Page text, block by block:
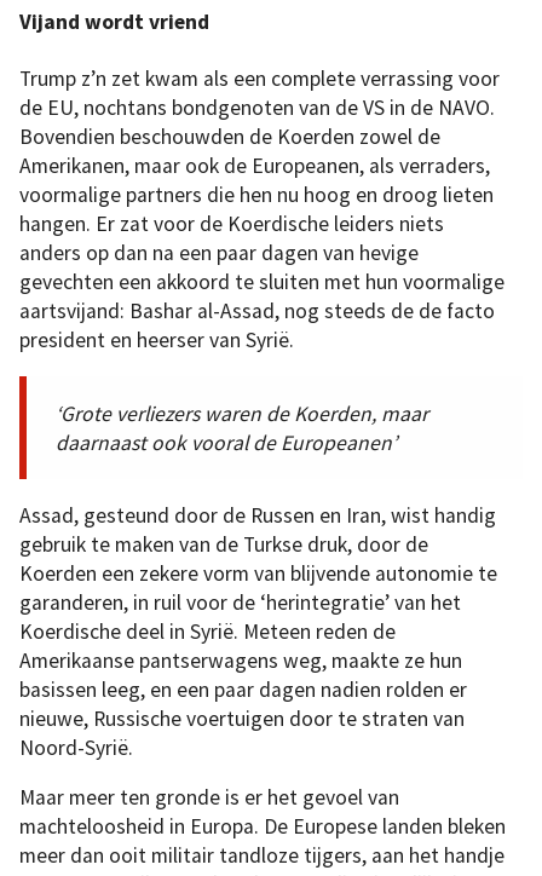
Vijand wordt vriend
Trump z’n zet kwam als een complete verrassing voor
de EU, nochtans bondgenoten van de VS in de NAVO.
Bovendien beschouwden de Koerden zowel de
Amerikanen, maar ook de Europeanen, als verraders,
voormalige partners die hen nu hoog en droog lieten
hangen. Er zat voor de Koerdische leiders niets
anders op dan na een paar dagen van hevige
gevechten een akkoord te sluiten met hun voormalige
aartsvijand: Bashar al-Assad, nog steeds de de facto
president en heerser van Syrië.
‘Grote verliezers waren de Koerden, maar
daarnaast ook vooral de Europeanen’
Assad, gesteund door de Russen en Iran, wist handig
gebruik te maken van de Turkse druk, door de
Koerden een zekere vorm van blijvende autonomie te
garanderen, in ruil voor de ‘herintegratie’ van het
Koerdische deel in Syrië. Meteen reden de
Amerikaanse pantserwagens weg, maakte ze hun
basissen leeg, en een paar dagen nadien rolden er
nieuwe, Russische voertuigen door te straten van
Noord-Syrië.
Maar meer ten gronde is er het gevoel van
machteloosheid in Europa. De Europese landen bleken
meer dan ooit militair tandloze tijgers, aan het handje